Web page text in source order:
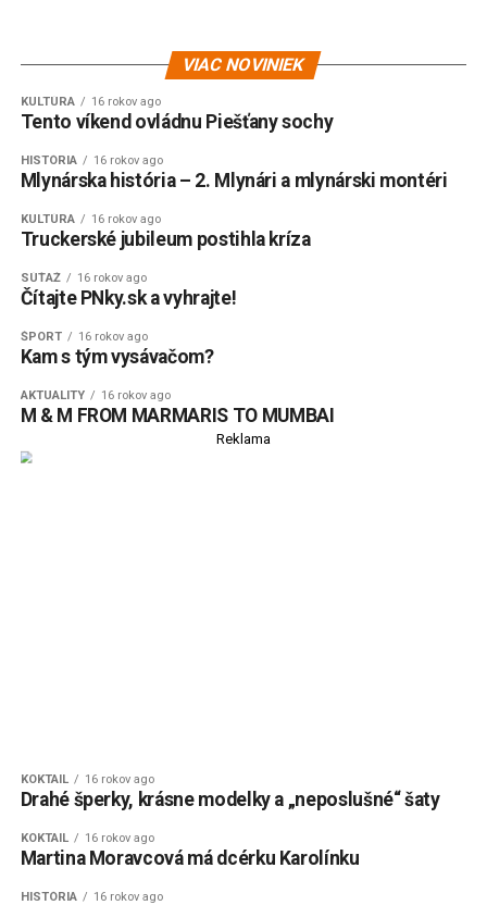
VIAC NOVINIEK
KULTÚRA 16 rokov ago
Tento víkend ovládnu Piešťany sochy
HISTÓRIA 16 rokov ago
Mlynárska história – 2. Mlynári a mlynárski montéri
KULTÚRA 16 rokov ago
Truckerské jubileum postihla kríza
SÚŤAŽ 16 rokov ago
Čítajte PNky.sk a vyhrajte!
ŠPORT 16 rokov ago
Kam s tým vysávačom?
AKTUALITY 16 rokov ago
M & M FROM MARMARIS TO MUMBAI
Reklama
KOKTAIL 16 rokov ago
Drahé šperky, krásne modelky a „neposlušné“ šaty
KOKTAIL 16 rokov ago
Martina Moravcová má dcérku Karolínku
HISTÓRIA 16 rokov ago